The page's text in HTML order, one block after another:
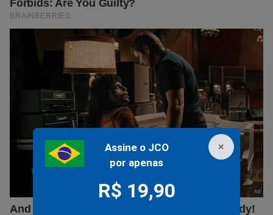
×
Assine o JCO
por apenas
R$ 19,90